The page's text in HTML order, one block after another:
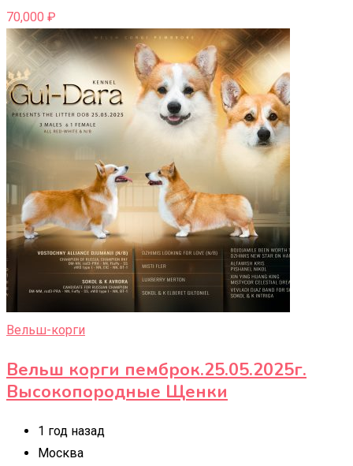
70,000 ₽
Вельш-корги
Вельш корги пемброк.25.05.2025г.
Высокопородные Щенки
1 год назад
Москва